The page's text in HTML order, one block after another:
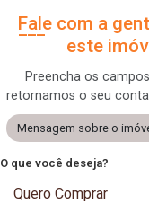
Fale com a
este
Preencha os
retornamos o seu
Mensagem sobre o
O que você deseja?
Quero Comprar